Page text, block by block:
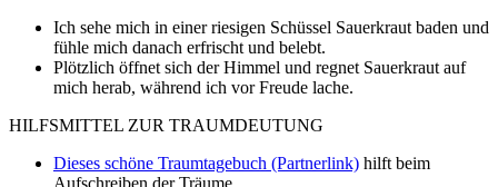
Ich sehe mich in einer riesigen Schüssel Sauerkraut baden und
fühle mich danach erfrischt und belebt.
Plötzlich öffnet sich der Himmel und regnet Sauerkraut auf
mich herab, während ich vor Freude lache.
HILFSMITTEL ZUR TRAUMDEUTUNG
Dieses schöne Traumtagebuch (Partnerlink) hilft beim
Aufschreiben der Träume.